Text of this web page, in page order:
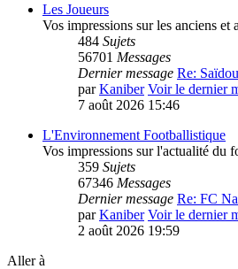
Les Joueurs
Vos impressions sur les anciens
484 Sujets
56701 Messages
Dernier message Re:
parKaniber Voir le dernier
7 août 2026 15:46
L'Environnement Footballistique
Vos impressions sur l'actualité du
359 Sujets
67346 Messages
Dernier message Re: FC
parKaniber Voir le dernier
2 août 2026 19:59
Aller à